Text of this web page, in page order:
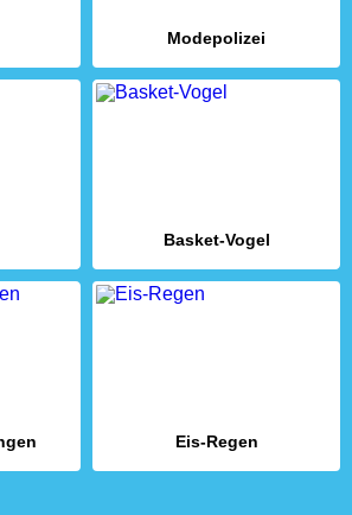
Modepolizei
Basket-Vogel
Eis-Regen